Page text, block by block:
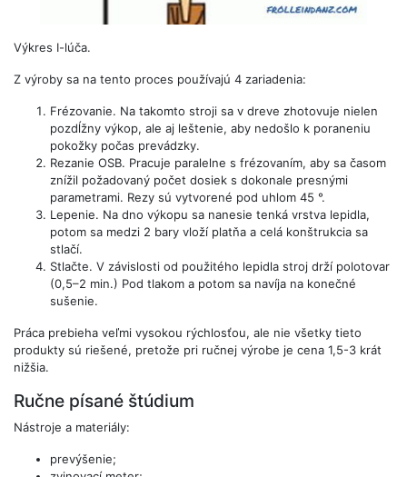
Výkres I-lúča.
Z výroby sa na tento proces používajú 4 zariadenia:
Frézovanie. Na takomto stroji sa v dreve zhotovuje nielen
pozdĺžny výkop, ale aj leštenie, aby nedošlo k poraneniu
pokožky počas prevádzky.
Rezanie OSB. Pracuje paralelne s frézovaním, aby sa časom
znížil požadovaný počet dosiek s dokonale presnými
parametrami. Rezy sú vytvorené pod uhlom 45 °.
Lepenie. Na dno výkopu sa nanesie tenká vrstva lepidla,
potom sa medzi 2 bary vloží platňa a celá konštrukcia sa
stlačí.
Stlačte. V závislosti od použitého lepidla stroj drží polotovar
(0,5–2 min.) Pod tlakom a potom sa navíja na konečné
sušenie.
Práca prebieha veľmi vysokou rýchlosťou, ale nie všetky tieto
produkty sú riešené, pretože pri ručnej výrobe je cena 1,5-3 krát
nižšia.
Ručne písané štúdium
Nástroje a materiály:
prevýšenie;